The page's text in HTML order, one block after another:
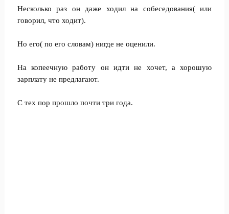
Несколько раз он даже ходил на собеседования( или
говорил, что ходит).
Но его( по его словам) нигде не оценили.
На копеечную работу он идти не хочет, а хорошую
зарплату не предлагают.
С тех пор прошло почти три года.